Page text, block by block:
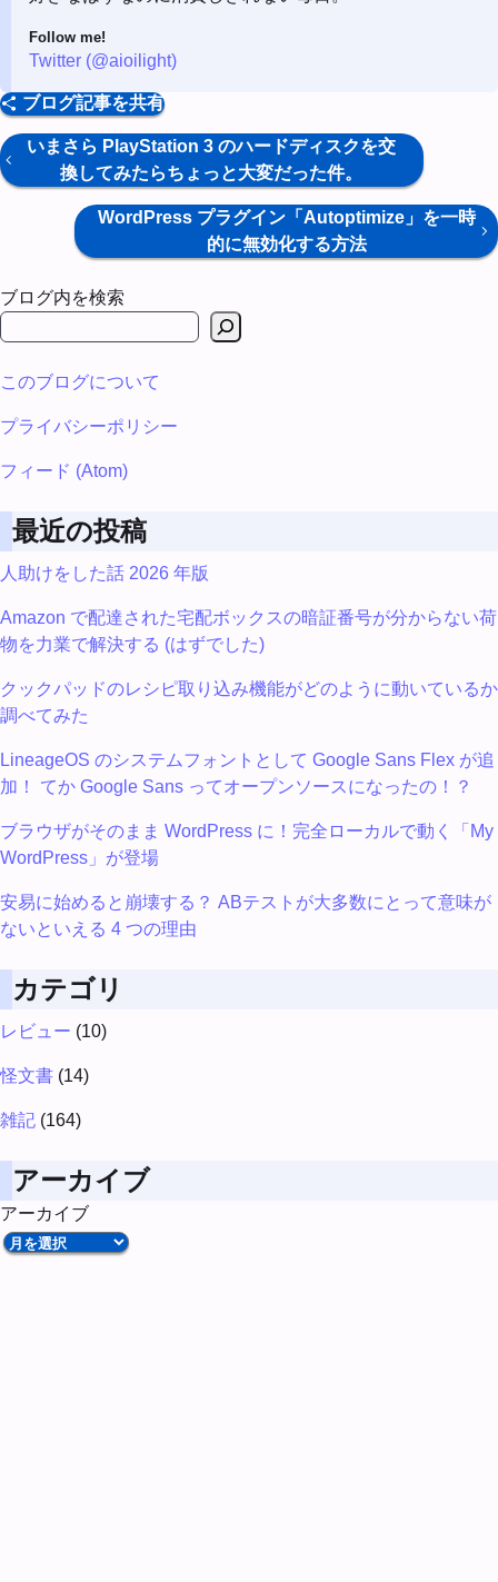
Follow me!
Twitter (@aioilight)
ブログ記事を共有
いまさら PlayStation 3 のハードディスクを交
換してみたらちょっと大変だった件。
WordPress プラグイン「Autoptimize」を一時
的に無効化する方法
ブログ内を検索
このブログについて
プライバシーポリシー
フィード (Atom)
最近の投稿
人助けをした話 2026 年版
Amazon で配達された宅配ボックスの暗証番号が分からない荷
物を力業で解決する (はずでした)
クックパッドのレシピ取り込み機能がどのように動いているか
調べてみた
LineageOS のシステムフォントとして Google Sans Flex が追
加！ てか Google Sans ってオープンソースになったの！？
ブラウザがそのまま WordPress に！完全ローカルで動く「My
WordPress」が登場
安易に始めると崩壊する？ ABテストが大多数にとって意味が
ないといえる 4 つの理由
カテゴリ
レビュー (10)
怪文書 (14)
雑記 (164)
アーカイブ
アーカイブ